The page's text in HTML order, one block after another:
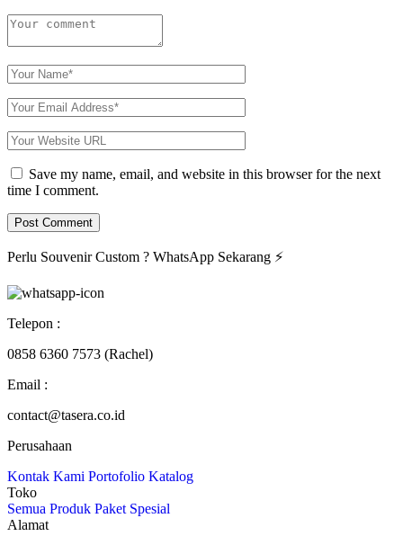
Save my name, email, and website in this browser for the next
time I comment.
Perlu Souvenir Custom ? WhatsApp Sekarang ⚡
Telepon :
0858 6360 7573 (Rachel)
Email :
contact@tasera.co.id
Perusahaan
Kontak Kami Portofolio Katalog
Toko
Semua Produk Paket Spesial
Alamat